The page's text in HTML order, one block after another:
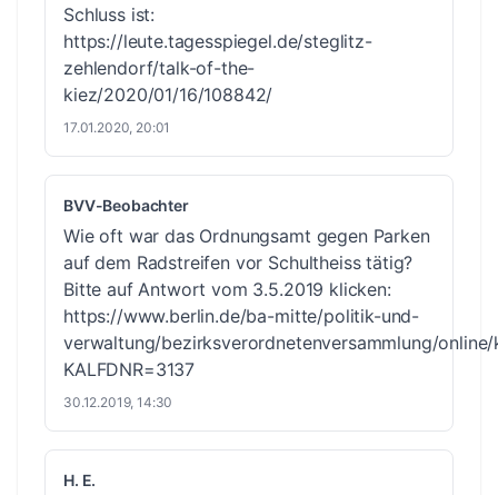
Schluss ist:
https://leute.tagesspiegel.de/steglitz-
zehlendorf/talk-of-the-
kiez/2020/01/16/108842/
17.01.2020, 20:01
BVV-Beobachter
Wie oft war das Ordnungsamt gegen Parken
auf dem Radstreifen vor Schultheiss tätig?
Bitte auf Antwort vom 3.5.2019 klicken:
https://www.berlin.de/ba-mitte/politik-und-
verwaltung/bezirksverordnetenversammlung/online/
KALFDNR=3137
30.12.2019, 14:30
H. E.